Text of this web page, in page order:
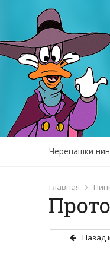
Черепашки
Главная
Назад